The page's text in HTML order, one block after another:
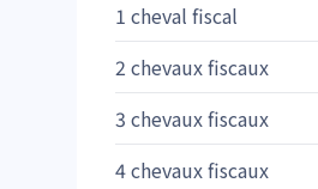
1 cheval fiscal
2 chevaux fiscaux
3 chevaux fiscaux
4 chevaux fiscaux